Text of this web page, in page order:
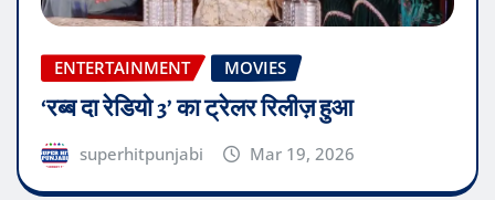
ENTERTAINMENT MOVIES
‘रब्ब दा रेडियो 3’ का ट्रेलर रिलीज़ हुआ
superhitpunjabi Mar 19, 2026